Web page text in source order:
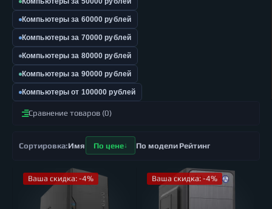
Компьютеры за 60000 рублей
Компьютеры за 70000 рублей
Компьютеры за 80000 рублей
Компьютеры за 90000 рублей
Компьютеры от 100000 рублей
Сравнение товаров (0)
Имя По цене По модели Рейтинг
Ваша скидка: -4% Ваша скидка: -4%